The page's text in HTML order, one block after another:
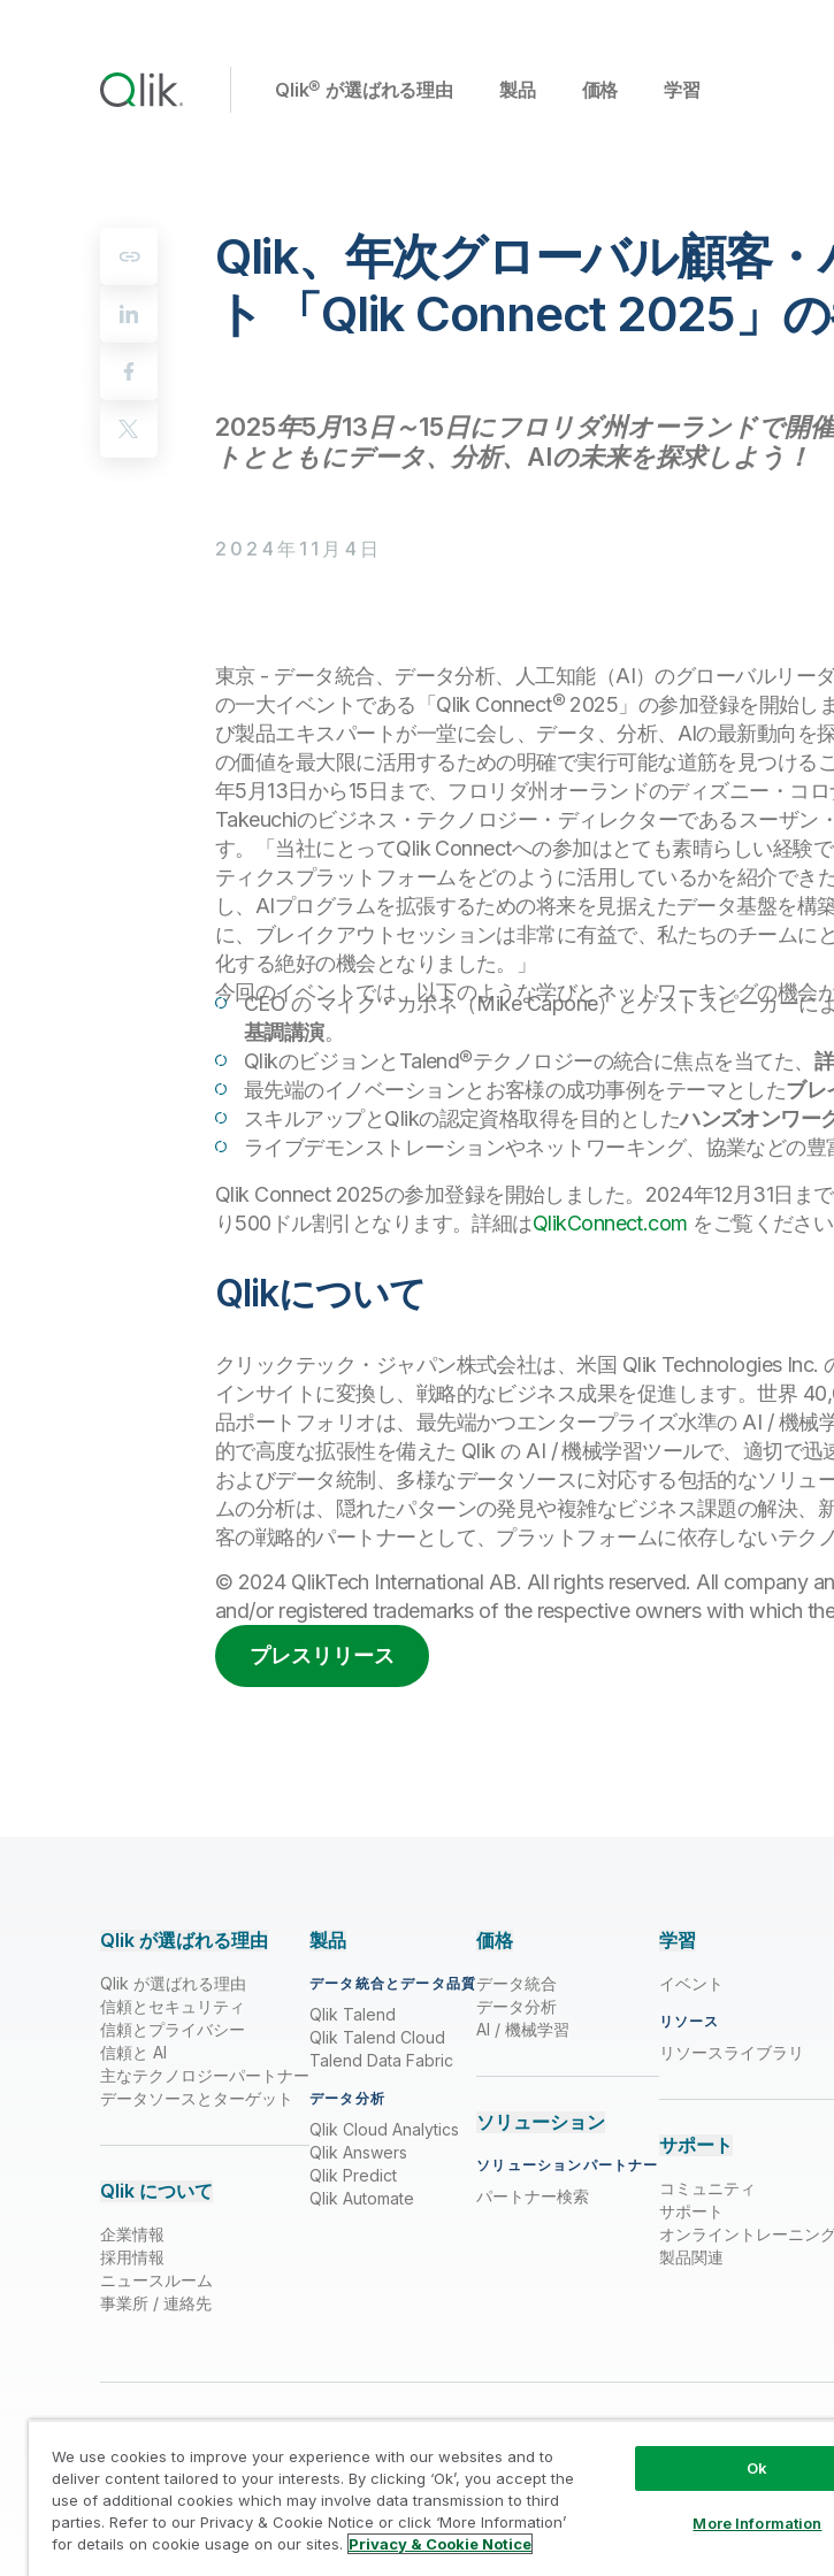
Qlik® が選ばれる理由 製品 価格 学習
Qlik、年次グローバル顧客
ト 「Qlik Connect 2025」
2025年5月13日～15日にフロリダ州オーランドで開
トとともにデータ、分析、AIの未来を探求しよう！
2024年11月4日
東京 - データ統合、データ分析、人工知能（AI）のグローバルリー
の一大イベントである「Qlik Connect® 2025」の参加登録を開始し
び製品エキスパートが一堂に会し、データ、分析、AIの最新動向を
の価値を最大限に活用するための明確で実行可能な道筋を見つけ
年5月13日から15日まで、フロリダ州オーランドのディズニー・コ
Takeuchiのビジネス・テクノロジー・ディレクターであるスーザン
す。「当社にとってQlik Connectへの参加はとても素晴らしい経験
ティクスプラットフォームをどのように活用しているかを紹介でき
し、AIプログラムを拡張するための将来を見据えたデータ基盤を構
に、ブレイクアウトセッションは非常に有益で、私たちのチーム
化する絶好の機会となりました。」
今回のイベントでは、以下のような学びとネットワーキングの機会
CEO の マイク・カポネ（Mike Capone）とゲストスピーカー
基調講演。
QlikのビジョンとTalend®テクノロジーの統合に焦点を当てた、
最先端のイノベーションとお客様の成功事例をテーマとしたブレ
スキルアップとQlikの認定資格取得を目的としたハンズオンワー
ライブデモンストレーションやネットワーキング、協業などの
Qlik Connect 2025の参加登録を開始しました。2024年12月31日ま
り500ドル割引となります。詳細はQlikConnect.com をご覧ください
Qlikについて
クリックテック・ジャパン株式会社は、米国 Qlik Technologies
インサイトに変換し、戦略的なビジネス成果を促進します。世界
品ポートフォリオは、最先端かつエンタープライズ水準の AI / 機
的で高度な拡張性を備えた Qlik の AI / 機械学習ツールで、適切で
およびデータ統制、多様なデータソースに対応する包括的なソリュ
ムの分析は、隠れたパターンの発見や複雑なビジネス課題の解決
客の戦略的パートナーとして、プラットフォームに依存しないテク
© 2024 QlikTech International AB. All rights reserved. All company
and/or registered trademarks of the respective owners with which
プレスリリース
Qlik が選ばれる理由
Qlik が選ばれる理由
信頼とセキュリティ
信頼とプライバシー
信頼と AI
主なテクノロジーパートナー
データソースとターゲット
Qlik について
企業情報
採用情報
ニュースルーム
事業所 / 連絡先
製品
データ統合とデータ品質
Qlik Talend
Qlik Talend Cloud
Talend Data Fabric
データ分析
Qlik Cloud Analytics
Qlik Answers
Qlik Predict
Qlik Automate
価格
データ統合
データ分析
AI / 機械学習
ソリューション
ソリューションパートナー
パートナー検索
学習
イベント
リソース
リソースライブラリ
サポート
コミュニティ
サポート
オンライントレーニン
製品関連
法的規約 / プライバシーとクッキー通知 / 商標 / Trust
We use cookies to improve your experience with our websites and to
deliver content tailored to your interests. By clicking ‘Ok’, you accept the
use of additional cookies which may involve data transmission to third
parties. Refer to our Privacy & Cookie Notice or click ‘More Information’
for details on cookie usage on our sites. Privacy & Cookie Notice
Ok
More Information